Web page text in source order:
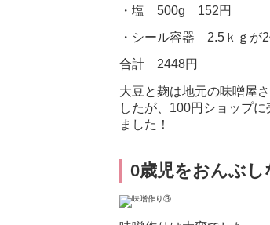
・塩 500g 152円
・シール容器 2.5ｋｇが
合計 2448円
大豆と麹は地元の味噌屋
したが、100円ショップ
ました！
0歳児をおんぶし